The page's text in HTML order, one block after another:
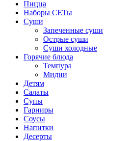
Пицца
Наборы СЕТы
Суши
Запеченные суши
Острые суши
Суши холодные
Горячие блюда
Темпура
Мидии
Детям
Салаты
Супы
Гарниры
Соусы
Напитки
Десерты